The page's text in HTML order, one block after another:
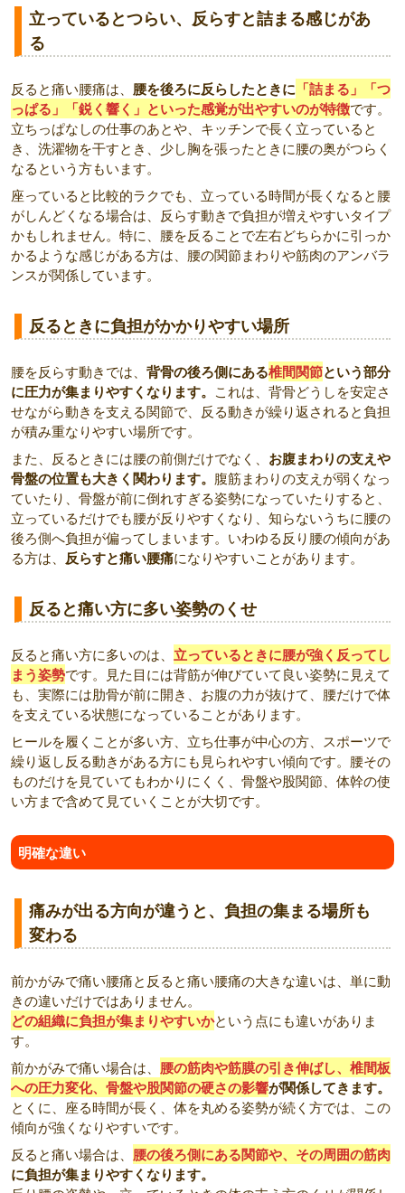
立っているとつらい、反らすと詰まる感じがあ
る
反ると痛い腰痛は、 腰を後ろに反らしたときに 「詰まる」「つ
っぱる」「鋭く響く」といった感覚が出やすいのが特徴です。
立ちっぱなしの仕事のあとや、キッチンで長く立っていると
き、洗濯物を干すとき、少し胸を張ったときに腰の奥がつらく
なるという方もいます。
座っていると比較的ラクでも、立っている時間が長くなると腰
がしんどくなる場合は、反らす動きで負担が増えやすいタイプ
かもしれません。特に、腰を反ることで左右どちらかに引っか
かるような感じがある方は、腰の関節まわりや筋肉のアンバラ
ンスが関係しています。
反るときに負担がかかりやすい場所
腰を反らす動きでは、 背骨の後ろ側にある椎間関節という部分
に圧力が集まりやすくなります。 これは、背骨どうしを安定さ
せながら動きを支える関節で、反る動きが繰り返されると負担
が積み重なりやすい場所です。
また、反るときには腰の前側だけでなく、 お腹まわりの支えや
骨盤の位置も大きく関わります。 腹筋まわりの支えが弱くなっ
ていたり、骨盤が前に倒れすぎる姿勢になっていたりすると、
立っているだけでも腰が反りやすくなり、知らないうちに腰の
後ろ側へ負担が偏ってしまいます。いわゆる反り腰の傾向があ
る方は、 反らすと痛い腰痛になりやすいことがあります。
反ると痛い方に多い姿勢のくせ
反ると痛い方に多いのは、 立っているときに腰が強く反ってし
まう姿勢です。見た目には背筋が伸びていて良い姿勢に見えて
も、実際には肋骨が前に開き、お腹の力が抜けて、腰だけで体
を支えている状態になっていることがあります。
ヒールを履くことが多い方、立ち仕事が中心の方、スポーツで
繰り返し反る動きがある方にも見られやすい傾向です。腰その
ものだけを見ていてもわかりにくく、骨盤や股関節、体幹の使
い方まで含めて見ていくことが大切です。
明確な違い
痛みが出る方向が違うと、負担の集まる場所も
変わる
前かがみで痛い腰痛と反ると痛い腰痛の大きな違いは、単に動
きの違いだけではありません。
どの組織に負担が集まりやすいかという点にも違いがありま
す。
前かがみで痛い場合は、 腰の筋肉や筋膜の引き伸ばし、椎間板
への圧力変化、骨盤や股関節の硬さの影響が関係してきます。
とくに、座る時間が長く、体を丸める姿勢が続く方では、この
傾向が強くなりやすいです。
反ると痛い場合は、 腰の後ろ側にある関節や、その周囲の筋肉
に負担が集まりやすくなります。